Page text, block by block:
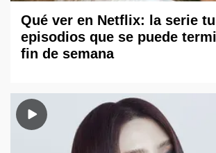
Qué ver en Netflix: la serie
episodios que se puede
fin de semana